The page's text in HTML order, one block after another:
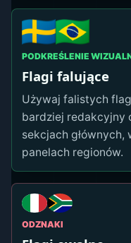
PODKREŚLENIE
Flagi falujące
Używaj falistych
bardziej redakcyjny
sekcjach
panelach regionów.
ODZNAKI